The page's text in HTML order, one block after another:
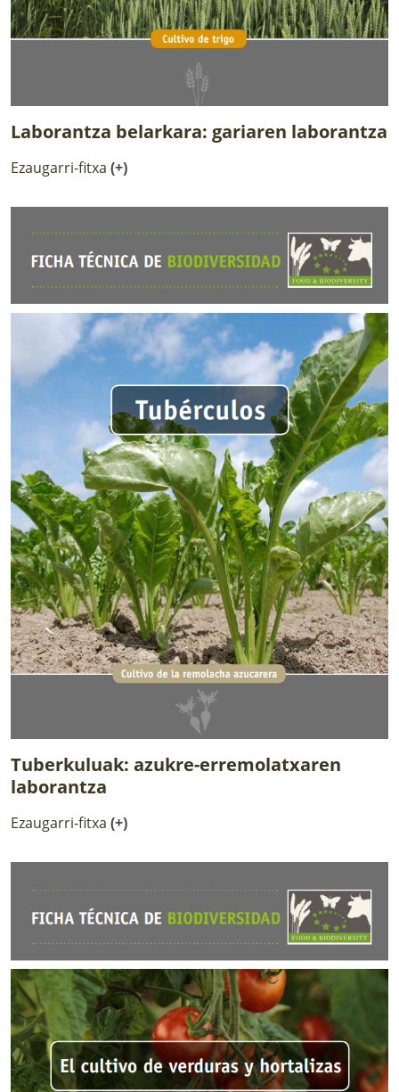
Laborantza belarkara: gariaren laborantza
Ezaugarri-fitxa (+)
Tuberkuluak: azukre-erremolatxaren
laborantza
Ezaugarri-fitxa (+)